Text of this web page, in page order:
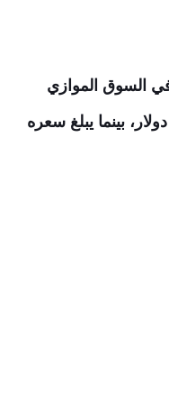
السوق الموازي
لكل دولار، بينما يبلغ سعره